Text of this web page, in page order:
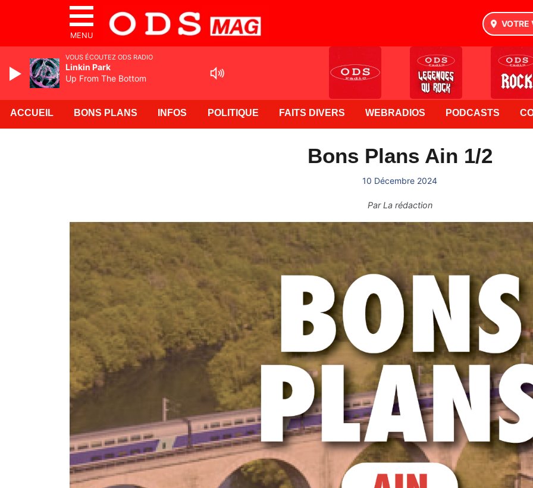
MENU
VOTRE
ACCUEIL BONS PLANS INFOS POLITIQUE FAITS DIVERS WEBRADIOS PODCASTS
Bons Plans Ain 1/2
10 Décembre 2024
ParLa rédaction
VOUS ÉCOUTEZ ODS RADIO
Linkin Park
Up From The Bottom